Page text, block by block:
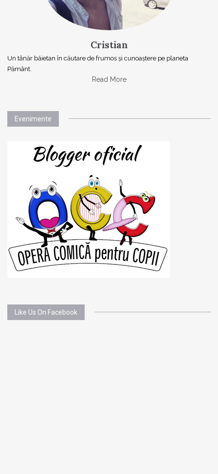
Cristian
Un tânăr băietan în căutare de frumos și cunoaștere pe planeta
Pământ.
Read More
Evenimente
Like Us On Facebook